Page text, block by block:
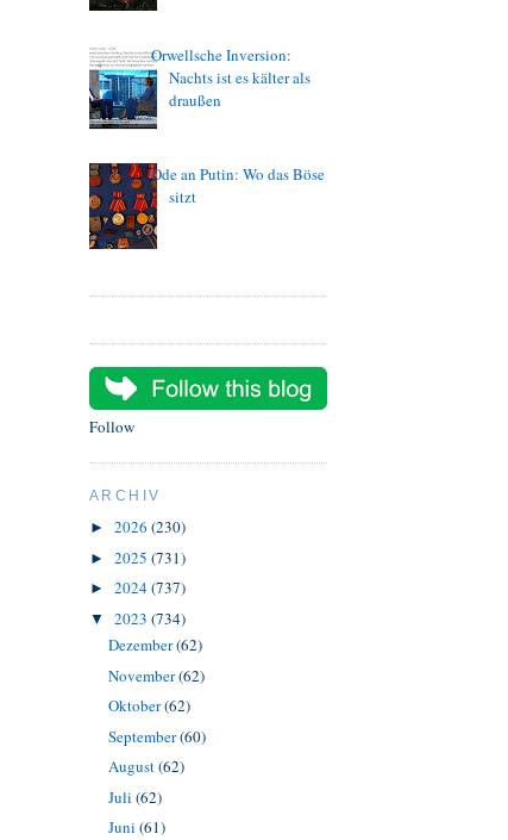
Orwellsche Inversion:
Nachts ist es kälter als
draußen
Ode an Putin: Wo das Böse
sitzt
Follow
ARCHIV
► 2026 (230)
► 2025 (731)
► 2024(737)
▼ 2023 (734)
Dezember(62)
November(62)
Oktober(62)
September(60)
August(62)
Juli (62)
Juni (61)